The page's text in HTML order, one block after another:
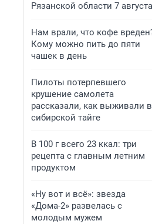
Рязанской области 7 августа
Нам врали, что кофе
Кому можно пить до пяти
чашек в день
Пилоты потерпевшего
крушение самолета
рассказали, как выживали в
сибирской тайге
В 100 г всего 23 ккал: три
рецепта с главным летним
продуктом
«Ну вот и всё»: звезда
«Дома-2» развелась с
молодым мужем